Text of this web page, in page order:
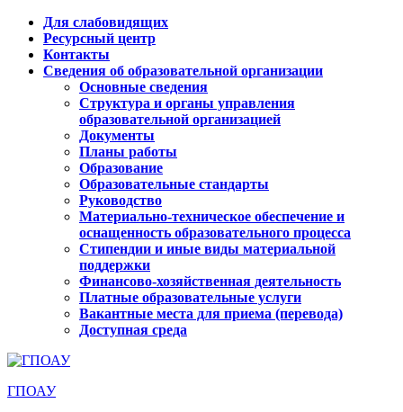
Для слабовидящих
Ресурсный центр
Контакты
Сведения об образовательной организации
Основные сведения
Структура и органы управления
образовательной организацией
Документы
Планы работы
Образование
Образовательные стандарты
Руководство
Материально-техническое обеспечение и
оснащенность образовательного процесса
Стипендии и иные виды материальной
поддержки
Финансово-хозяйственная деятельность
Платные образовательные услуги
Вакантные места для приема (перевода)
Доступная среда
ГПОАУ